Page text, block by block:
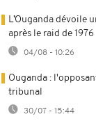
L’Ouganda dévoile
après le raid de 1976
04/08 - 10:26
Ouganda :
tribunal
30/07 - 15:44